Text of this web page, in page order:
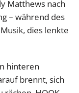
Matthews nach
– während des
dies lenkte
hinteren
brennt, sich